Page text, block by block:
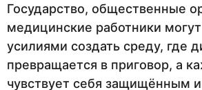
Государство, общественные
медицинские работники
усилиями создать среду, где
превращается в приговор, а
чувствует себя защищённым